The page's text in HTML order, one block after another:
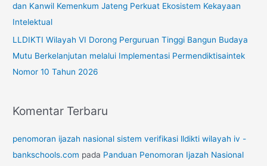
dan Kanwil Kemenkum Jateng Perkuat Ekosistem Kekayaan
Intelektual
LLDIKTI Wilayah VI Dorong Perguruan Tinggi Bangun Budaya
Mutu Berkelanjutan melalui Implementasi Permendiktisaintek
Nomor 10 Tahun 2026
Komentar Terbaru
penomoran ijazah nasional sistem verifikasi lldikti wilayah iv -
bankschools.com pada Panduan Penomoran Ijazah Nasional